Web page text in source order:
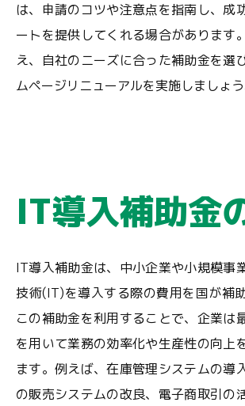
は、申請のコツや注意点を指南し、成
ートを提供してくれる場合があります
え、自社のニーズに合った補助金を選
ムページリニューアルを実施しましょう
IT導入補助金
IT導入補助金は、中小企業や小規模事
技術(IT)を導入する際の費用を国が補
この補助金を利用することで、企業は
を用いて業務の効率化や生産性の向上
ます。例えば、在庫管理システムの導
の販売システムの改良、電子商取引の